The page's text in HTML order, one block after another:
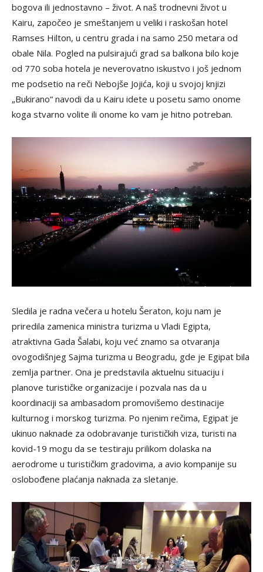
bogova ili jednostavno – život. A naš trodnevni život u
Kairu, započeo je smeštanjem u veliki i raskošan hotel
Ramses Hilton, u centru grada i na samo 250 metara od
obale Nila. Pogled na pulsirajući grad sa balkona bilo koje
od 770 soba hotela je neverovatno iskustvo i još jednom
me podsetio na reči Nebojše Jojića, koji u svojoj knjizi
„Bukirano“ navodi da u Kairu idete u posetu samo onome
koga stvarno volite ili onome ko vam je hitno potreban.
Sledila je radna večera u hotelu Šeraton, koju nam je
priredila zamenica ministra turizma u Vladi Egipta,
atraktivna Gada Šalabi, koju već znamo sa otvaranja
ovogodišnjeg Sajma turizma u Beogradu, gde je Egipat bila
zemlja partner. Ona je predstavila aktuelnu situaciju i
planove turističke organizacije i pozvala nas da u
koordinaciji sa ambasadom promovišemo destinacije
kulturnog i morskog turizma. Po njenim rečima, Egipat je
ukinuo naknade za odobravanje turističkih viza, turisti na
kovid-19 mogu da se testiraju prilikom dolaska na
aerodrome u turističkim gradovima, a avio kompanije su
oslobođene plaćanja naknada za sletanje.